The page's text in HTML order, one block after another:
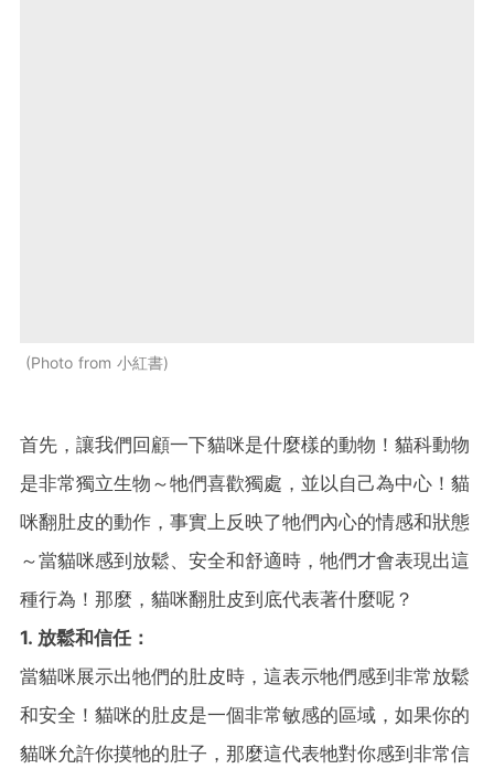
Photo from 小紅書
首先，讓我們回顧一下貓咪是什麼樣的動物！貓科動物
是非常獨立生物～牠們喜歡獨處，並以自己為中心！貓
咪翻肚皮的動作，事實上反映了牠們內心的情感和狀態
～當貓咪感到放鬆、安全和舒適時，牠們才會表現出這
種行為！那麼，貓咪翻肚皮到底代表著什麼呢？
1. 放鬆和信任：
當貓咪展示出牠們的肚皮時，這表示牠們感到非常放鬆
和安全！貓咪的肚皮是一個非常敏感的區域，如果你的
貓咪允許你摸牠的肚子，那麼這代表牠對你感到非常信